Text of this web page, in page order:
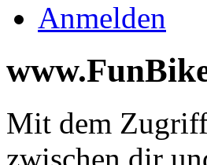
Anmelden
Mit dem
zwischen dir